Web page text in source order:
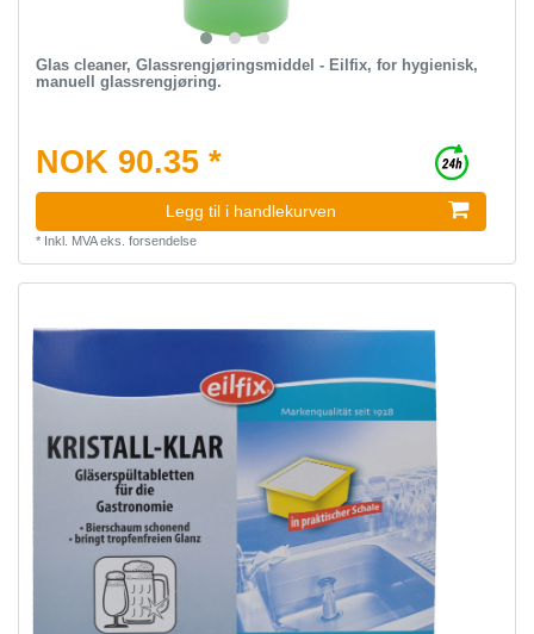
Glas cleaner, Glassrengjøringsmiddel - Eilfix, for hygienisk,
manuell glassrengjøring.
NOK 90.35 *
Legg til i handlekurven
* Inkl. MVAeks. forsendelse